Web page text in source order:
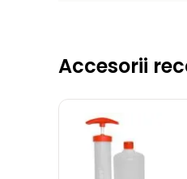
Accesorii